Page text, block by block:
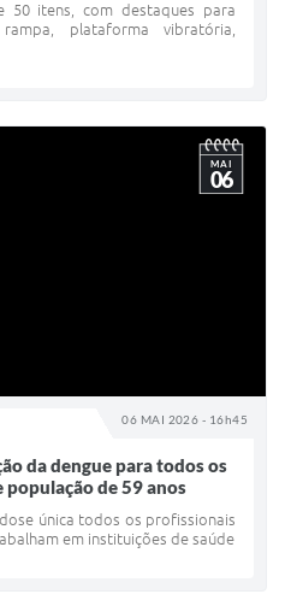
50 itens, com destaques para
plataforma vibratória,
06 MAI 2026 - 16h45
MAI
06
da dengue para todos os
população de 59 anos
única todos os profissionais
em instituições de saúde